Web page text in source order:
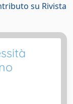
su Rivista